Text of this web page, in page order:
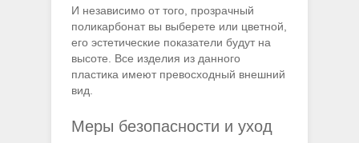
И независимо от того, прозрачный
поликарбонат вы выберете или цветной,
его эстетические показатели будут на
высоте. Все изделия из данного
пластика имеют превосходный внешний
вид.
Меры безопасности и уход